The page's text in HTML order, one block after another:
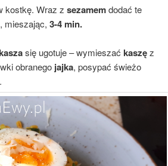
kostkę. Wraz z sezamemdodać te
mieszając, 3-4 min.
się ugotuje – wymieszać kaszęz
obranego jajka, posypać świeżo
.